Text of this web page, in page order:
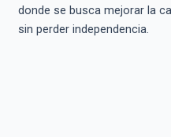
donde se busca mejorar la
sin perder independencia.